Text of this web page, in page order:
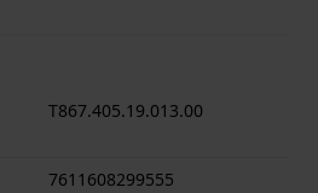
T867.405.19.013.00
7611608299555